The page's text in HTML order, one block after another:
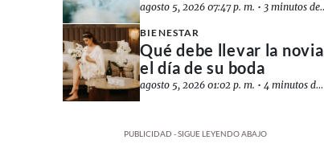
agosto 5, 2026 07:47 p. m. • 3 minutos de lectura
BIENESTAR
Qué debe llevar la novia
el día de su boda
agosto 5, 2026 01:02 p. m. •4 minutos de lectura
PUBLICIDAD - SIGUE LEYENDO ABAJO